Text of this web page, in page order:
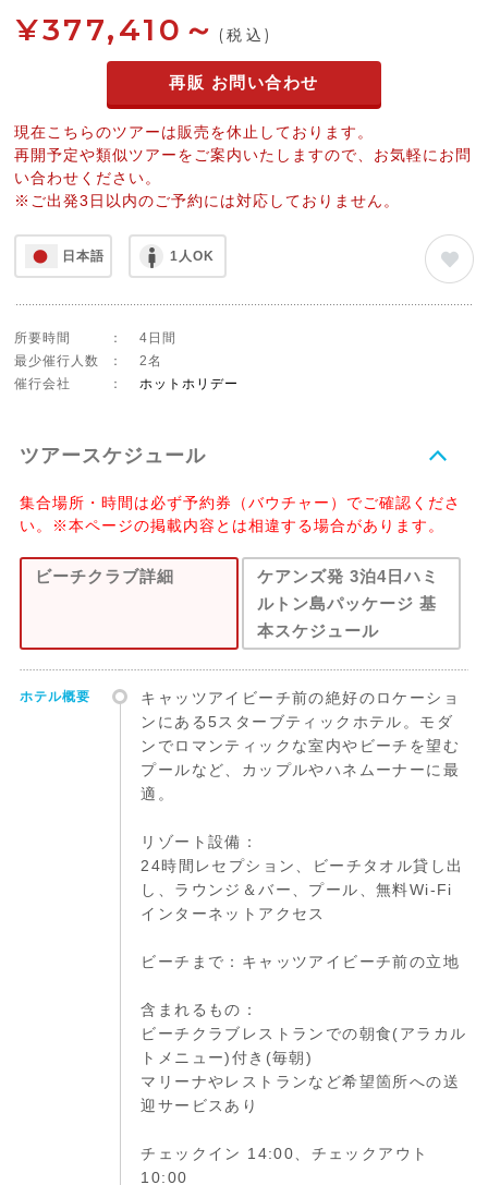
¥377,410～ (税込)
再販 お問い合わせ
現在こちらのツアーは販売を休止しております。
再開予定や類似ツアーをご案内いたしますので、お気軽にお問
い合わせください。
※ご出発3日以内のご予約には対応しておりません。
日本語 1人OK
所要時間 ：
4日間
最少催行人数
：
2名
催行会社
： ホットホリデー
ツアースケジュール
集合場所・時間は必ず予約券（バウチャー）でご確認くださ
い。※本ページの掲載内容とは相違する場合があります。
ビーチクラブ詳細
ホテル概要
キャッツアイビーチ前の絶好のロケーショ
ンにある5スターブティックホテル。モダ
ンでロマンティックな室内やビーチを望む
プールなど、カップルやハネムーナーに最
適。
リゾート設備：
24時間レセプション、ビーチタオル貸し出
し、ラウンジ＆バー、プール、無料Wi-Fi
インターネットアクセス
ビーチまで：キャッツアイビーチ前の立地
含まれるもの：
ビーチクラブレストランでの朝食(アラカル
トメニュー)付き(毎朝)
マリーナやレストランなど希望箇所への送
迎サービスあり
チェックイン 14:00、チェックアウト
10:00
ケアンズ発 3泊4日ハミ
ルトン島パッケージ 基
本スケジュール